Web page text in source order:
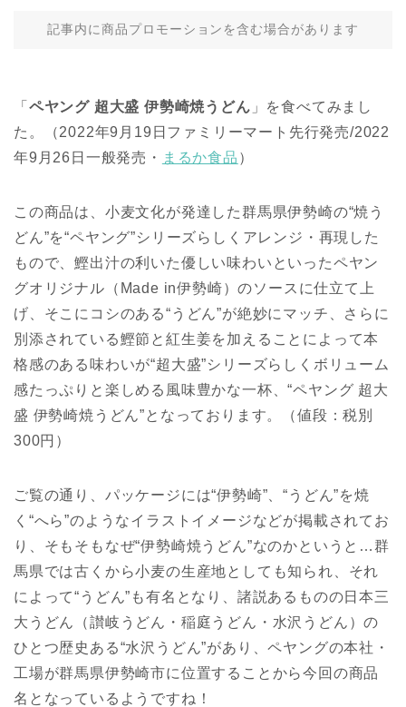
記事内に商品プロモーションを含む場合があります
「 ペヤング 超大盛 伊勢崎焼うどん 」を食べてみまし
た。（2022年9月19日ファミリーマート先行発売/2022
年9月26日一般発売・ まるか食品 ）
この商品は、小麦文化が発達した群馬県伊勢崎の“焼う
どん”を“ペヤング”シリーズらしくアレンジ・再現した
もので、鰹出汁の利いた優しい味わいといったペヤン
グオリジナル（Made in伊勢崎）のソースに仕立て上
げ、そこにコシのある“うどん”が絶妙にマッチ、さらに
別添されている鰹節と紅生姜を加えることによって本
格感のある味わいが“超大盛”シリーズらしくボリューム
感たっぷりと楽しめる風味豊かな一杯、“ペヤング 超大
盛 伊勢崎焼うどん”となっております。（値段：税別
300円）
ご覧の通り、パッケージには“伊勢崎”、“うどん”を焼
く“へら”のようなイラストイメージなどが掲載されてお
り、そもそもなぜ“伊勢崎焼うどん”なのかというと…群
馬県では古くから小麦の生産地としても知られ、それ
によって“うどん”も有名となり、諸説あるものの日本三
大うどん（讃岐うどん・稲庭うどん・水沢うどん）の
ひとつ歴史ある“水沢うどん”があり、ペヤングの本社・
工場が群馬県伊勢崎市に位置することから今回の商品
名となっているようですね！